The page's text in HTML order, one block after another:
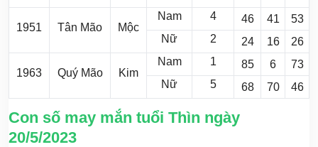
1951 Tân Mão Mộc
Nam 4 46 41
53
Nữ
2 24 16 26
1963 Quý Mão Kim
Nam 1 85 6
73
Nữ
5 68 70 46
Con số may mắn tuổi Thìn ngày
20/5/2023